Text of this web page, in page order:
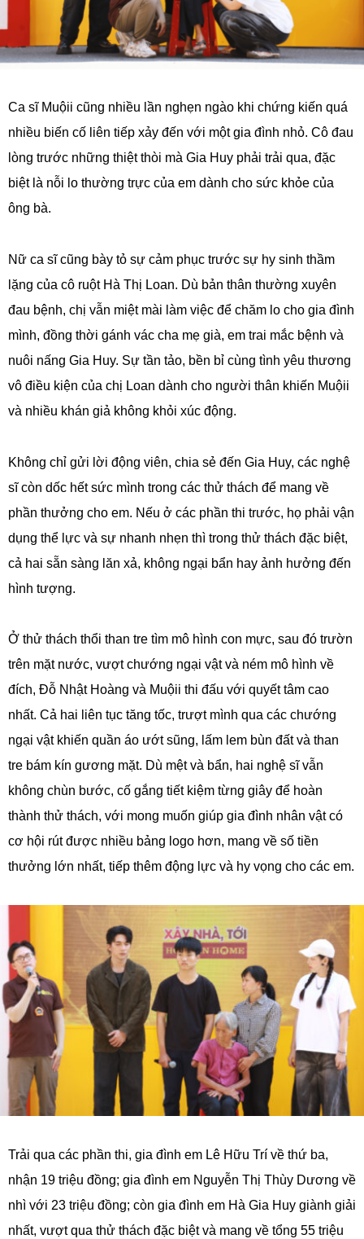
Ca sĩ Muộii cũng nhiều lần nghẹn ngào khi chứng kiến quá
nhiều biến cố liên tiếp xảy đến với một gia đình nhỏ. Cô đau
lòng trước những thiệt thòi mà Gia Huy phải trải qua, đặc
biệt là nỗi lo thường trực của em dành cho sức khỏe của
ông bà.
Nữ ca sĩ cũng bày tỏ sự cảm phục trước sự hy sinh thầm
lặng của cô ruột Hà Thị Loan. Dù bản thân thường xuyên
đau bệnh, chị vẫn miệt mài làm việc để chăm lo cho gia đình
mình, đồng thời gánh vác cha mẹ già, em trai mắc bệnh và
nuôi nấng Gia Huy. Sự tần tảo, bền bỉ cùng tình yêu thương
vô điều kiện của chị Loan dành cho người thân khiến Muộii
và nhiều khán giả không khỏi xúc động.
Không chỉ gửi lời động viên, chia sẻ đến Gia Huy, các nghệ
sĩ còn dốc hết sức mình trong các thử thách để mang về
phần thưởng cho em. Nếu ở các phần thi trước, họ phải vận
dụng thể lực và sự nhanh nhẹn thì trong thử thách đặc biệt,
cả hai sẵn sàng lăn xả, không ngại bẩn hay ảnh hưởng đến
hình tượng.
Ở thử thách thổi than tre tìm mô hình con mực, sau đó trườn
trên mặt nước, vượt chướng ngại vật và ném mô hình về
đích, Đỗ Nhật Hoàng và Muộii thi đấu với quyết tâm cao
nhất. Cả hai liên tục tăng tốc, trượt mình qua các chướng
ngại vật khiến quần áo ướt sũng, lấm lem bùn đất và than
tre bám kín gương mặt. Dù mệt và bẩn, hai nghệ sĩ vẫn
không chùn bước, cố gắng tiết kiệm từng giây để hoàn
thành thử thách, với mong muốn giúp gia đình nhân vật có
cơ hội rút được nhiều bảng logo hơn, mang về số tiền
thưởng lớn nhất, tiếp thêm động lực và hy vọng cho các em.
Trải qua các phần thi, gia đình em Lê Hữu Trí về thứ ba,
nhận 19 triệu đồng; gia đình em Nguyễn Thị Thùy Dương về
nhì với 23 triệu đồng; còn gia đình em Hà Gia Huy giành giải
nhất, vượt qua thử thách đặc biệt và mang về tổng 55 triệu